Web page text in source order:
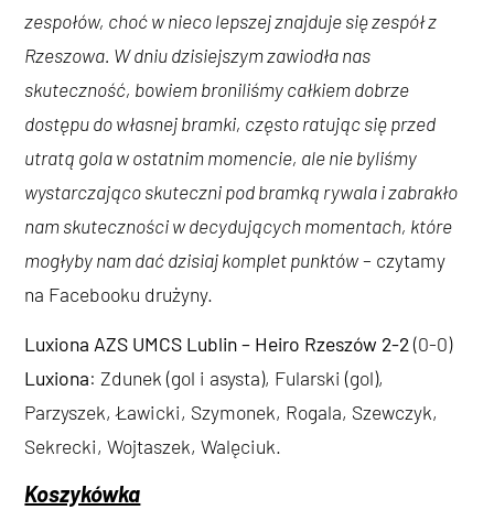
zespołów, choć w nieco lepszej znajduje się zespół z
Rzeszowa. W dniu dzisiejszym zawiodła nas
skuteczność, bowiem broniliśmy całkiem dobrze
dostępu do własnej bramki, często ratując się przed
utratą gola w ostatnim momencie, ale nie byliśmy
wystarczająco skuteczni pod bramką rywala i zabrakło
nam skuteczności w decydujących momentach, które
mogłyby nam dać dzisiaj komplet punktów– czytamy
na Facebooku drużyny.
Luxiona AZS UMCS Lublin – Heiro Rzeszów 2-2(0-0)
Luxiona: Zdunek (gol i asysta), Fularski (gol),
Parzyszek, Ławicki, Szymonek, Rogala, Szewczyk,
Sekrecki, Wojtaszek, Walęciuk.
Koszykówka